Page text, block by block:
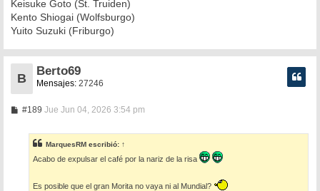
Keisuke Goto (St. Truiden)
Kento Shiogai (Wolfsburgo)
Yuito Suzuki (Friburgo)
B
Berto69
Mensajes: 27246
#189M
s
a
j
Jue Jun 04, 2026 3:54 pm
MarquesRM escribió: ↑
Acabo de expulsar el café por la nariz de la risa
Es posible que el gran Morita no vaya ni al Mundial?